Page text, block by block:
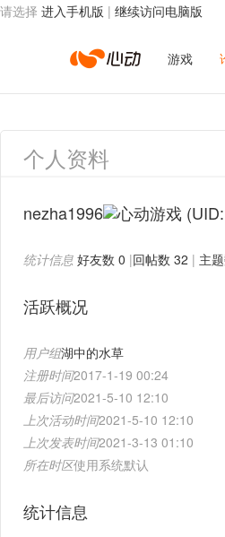
请选择 进入手机版 | 继续访问电脑版
心
动
络
游戏
个人资料
nezha1996
统计信息 好友数 0 |回帖数 32 | 主
活跃概况
用户组湖中的水草
注册时间2017-1-19 00:24
最后访问2021-5-10 12:10
上次活动时间2021-5-10 12:10
上次发表时间2021-3-13 01:10
所在时区使用系统默认
统计信息